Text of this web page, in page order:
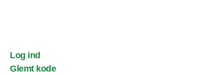
Log ind
Glemt kode